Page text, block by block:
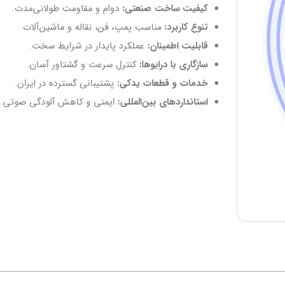
کیفیت ساخت صنعتی: دوام و مقاومت طولانی‌مدت.
تنوع کاربرد: مناسب پمپ، فن، نقاله و ماشین‌آلات.
قابلیت اطمینان: عملکرد پایدار در شرایط سخت.
سازگاری با درایوها: کنترل سرعت و گشتاور آسان.
خدمات و قطعات یدکی: پشتیبانی گسترده در ایران.
استانداردهای بین‌المللی: ایمنی و کاهش آلودگی صوتی.